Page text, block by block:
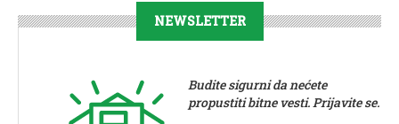
NEWSLETTER
Budite sigurni da nećete
propustiti bitne vesti. Prijavite se.